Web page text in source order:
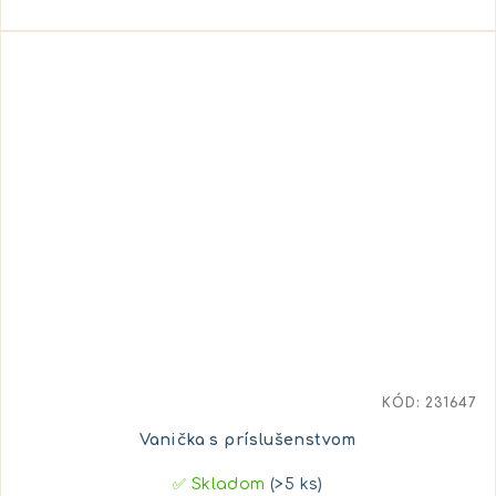
Vanička s príslušenstvom
✅ Skladom(>5 ks)
KÓD: 231647